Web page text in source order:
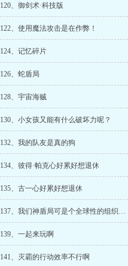
120、御剑术·科技版
122、使用魔法攻击是在作弊！
124、记忆碎片
126、蛇盾局
128、宇宙海贼
130、小女孩又能有什么破坏力呢？
132、我的队友是真的狗
134、彼得·帕克心好累好想退休
135、古一心好累好想退休
137、我们神盾局可是个全球性的组织【迫真】
139、一起来玩啊
141、灭霸的行动效率不行啊